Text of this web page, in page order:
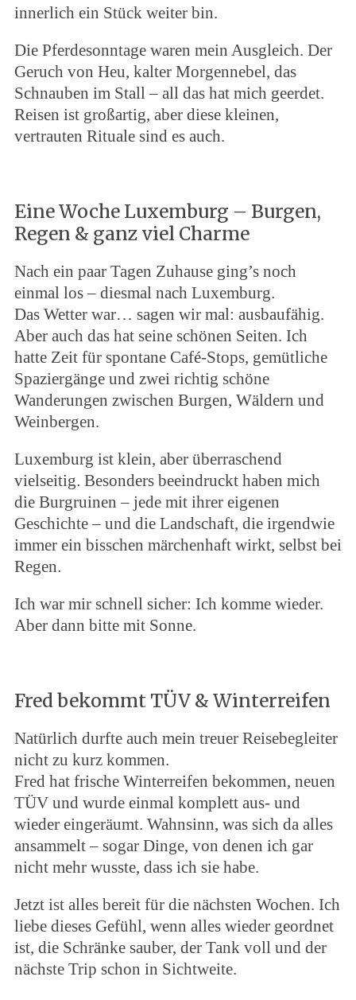
innerlich ein Stück weiter bin.
Die Pferdesonntage waren mein Ausgleich. Der
Geruch von Heu, kalter Morgennebel, das
Schnauben im Stall – all das hat mich geerdet.
Reisen ist großartig, aber diese kleinen,
vertrauten Rituale sind es auch.
Eine Woche Luxemburg – Burgen,
Regen & ganz viel Charme
Nach ein paar Tagen Zuhause ging’s noch
einmal los – diesmal nach Luxemburg.
Das Wetter war… sagen wir mal: ausbaufähig.
Aber auch das hat seine schönen Seiten. Ich
hatte Zeit für spontane Café-Stops, gemütliche
Spaziergänge und zwei richtig schöne
Wanderungen zwischen Burgen, Wäldern und
Weinbergen.
Luxemburg ist klein, aber überraschend
vielseitig. Besonders beeindruckt haben mich
die Burgruinen – jede mit ihrer eigenen
Geschichte – und die Landschaft, die irgendwie
immer ein bisschen märchenhaft wirkt, selbst bei
Regen.
Ich war mir schnell sicher: Ich komme wieder.
Aber dann bitte mit Sonne.
Fred bekommt TÜV & Winterreifen
Natürlich durfte auch mein treuer Reisebegleiter
nicht zu kurz kommen.
Fred hat frische Winterreifen bekommen, neuen
TÜV und wurde einmal komplett aus- und
wieder eingeräumt. Wahnsinn, was sich da alles
ansammelt – sogar Dinge, von denen ich gar
nicht mehr wusste, dass ich sie habe.
Jetzt ist alles bereit für die nächsten Wochen. Ich
liebe dieses Gefühl, wenn alles wieder geordnet
ist, die Schränke sauber, der Tank voll und der
nächste Trip schon in Sichtweite.